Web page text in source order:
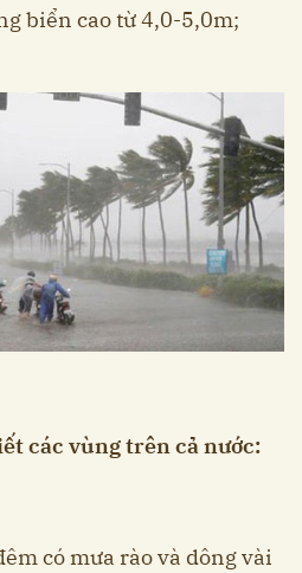
biển cao từ 4,0-5,0m;
các vùng trên cả nước:
có mưa rào và dông vài